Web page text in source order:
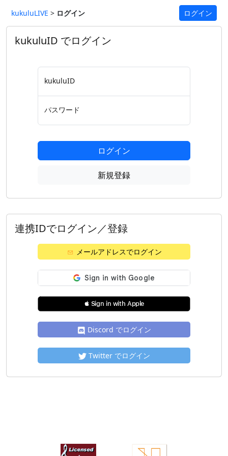
kukuluLIVE > ログイン ログイン
kukuluID でログイン
kukuluID
パスワード
ログイン
新規登録
連携IDでログイン／登録
メールアドレスでログイン
 Sign in with Apple
Discord でログイン
Twitter でログイン